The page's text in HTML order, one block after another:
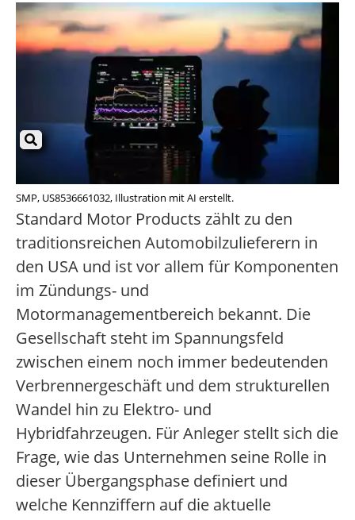
SMP, US8536661032, Illustration mit AI erstellt.
Standard Motor Products zählt zu den
traditionsreichen Automobilzulieferern in
den USA und ist vor allem für Komponenten
im Zündungs- und
Motormanagementbereich bekannt. Die
Gesellschaft steht im Spannungsfeld
zwischen einem noch immer bedeutenden
Verbrennergeschäft und dem strukturellen
Wandel hin zu Elektro- und
Hybridfahrzeugen. Für Anleger stellt sich die
Frage, wie das Unternehmen seine Rolle in
dieser Übergangsphase definiert und
welche Kennziffern auf die aktuelle